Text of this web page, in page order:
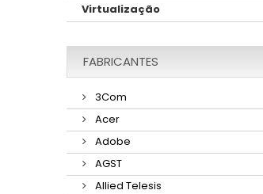
Virtualização
FABRICANTES
3Com
Acer
Adobe
AGST
Allied Telesis